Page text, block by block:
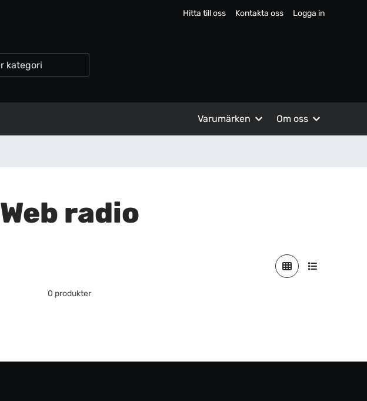
Hitta till oss Kontakta oss Logga in
Varumärken Om oss
Web radio
0 produkter